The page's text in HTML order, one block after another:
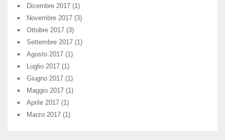
Dicembre 2017 (1)
Novembre 2017 (3)
Ottobre 2017 (3)
Settembre 2017 (1)
Agosto 2017 (1)
Luglio 2017 (1)
Giugno 2017 (1)
Maggio 2017 (1)
Aprile 2017 (1)
Marzo 2017 (1)